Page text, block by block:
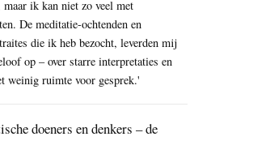
maar ik kan niet zo veel met
De meditatie-ochtenden en
die ik heb bezocht, leverden mij
op – over starre interpretaties en
weinig ruimte voor gesprek.'
doeners en denkers – de